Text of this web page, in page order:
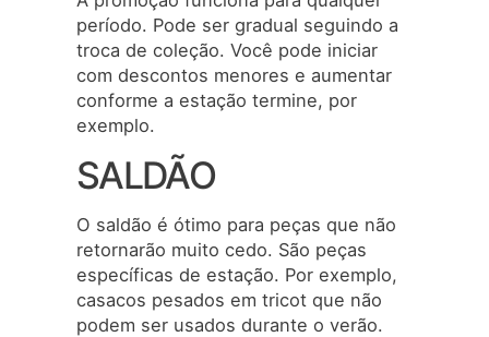
período. Pode ser gradual seguindo a
troca de coleção. Você pode iniciar
com descontos menores e aumentar
conforme a estação termine, por
exemplo.
SALDÃO
O saldão é ótimo para peças que não
retornarão muito cedo. São peças
específicas de estação. Por exemplo,
casacos pesados em tricot que não
podem ser usados durante o verão.